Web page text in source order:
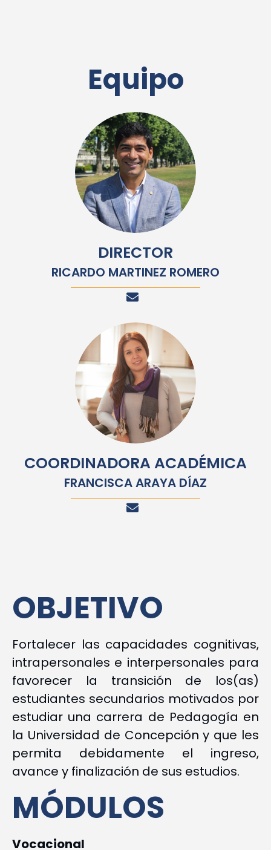
Equipo
DIRECTOR
RICARDO MARTINEZ ROMERO
COORDINADORA ACADÉMICA
FRANCISCA ARAYA DÍAZ
OBJETIVO
Fortalecer las capacidades cognitivas,
intrapersonales e interpersonales para
favorecer la transición de los(as)
estudiantes secundarios motivados por
estudiar una carrera de Pedagogía en
la Universidad de Concepción y que les
permita debidamente el ingreso,
avance y finalización de sus estudios.
MÓDULOS
Vocacional